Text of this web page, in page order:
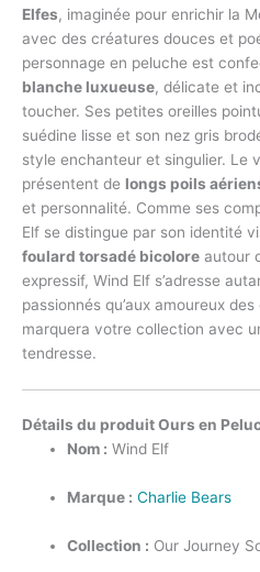
Elfes, imaginée pour enrichir la
avec des créatures douces et
personnage en peluche est
blanche luxueuse, délicate et
toucher. Ses petites oreilles
suédine lisse et son nez gris
style enchanteur et singulier. Le
présentent de longs poils
et personnalité. Comme ses
Elf se distingue par son identité
foulard torsadé bicolore autour
expressif, Wind Elf s’adresse
passionnés qu’aux amoureux
marquera votre collection avec
tendresse.
Détails du produit Ours en
Nom : Wind Elf
Marque : Charlie Bears
Collection : Our Journey